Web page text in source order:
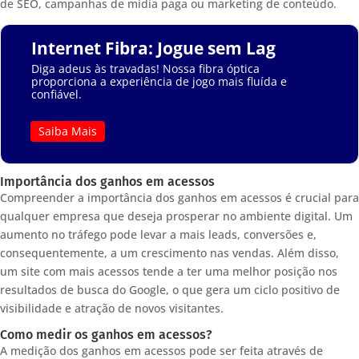
de SEO, campanhas de mídia paga ou marketing de conteúdo.
Internet Fibra: Jogue sem Lag
Diga adeus às travadas! Nossa fibra óptica
proporciona a experiência de jogo mais fluída e
confiável.
Saiba Mais
Importância dos ganhos em acessos
Compreender a importância dos ganhos em acessos é crucial para
qualquer empresa que deseja prosperar no ambiente digital. Um
aumento no tráfego pode levar a mais leads, conversões e,
consequentemente, a um crescimento nas vendas. Além disso,
um site com mais acessos tende a ter uma melhor posição nos
resultados de busca do Google, o que gera um ciclo positivo de
visibilidade e atração de novos visitantes.
Como medir os ganhos em acessos?
A medição dos ganhos em acessos pode ser feita através de